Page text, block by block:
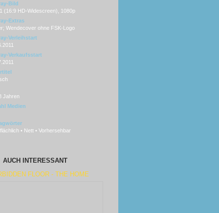
Bild
(16:9 HD-Widescreen), 1080p
Extras
Wendecover ohne FSK-Logo
Verleihstart
Verkaufsstart
Jahren
Medien
• Nett • Vorhersehbar
AUCH INTERESSANT
FLOOR - THE HOME